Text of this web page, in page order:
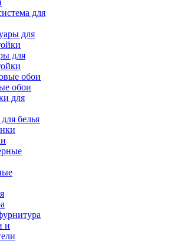
для
для
обои
белья